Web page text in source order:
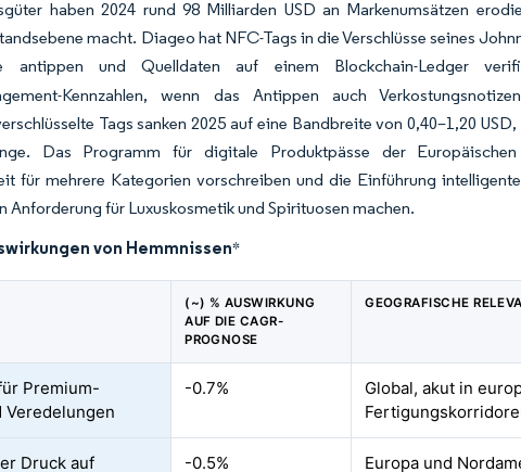
haben 2024 rund 98 Milliarden USD an Markenumsätzen
macht. Diageo hat NFC-Tags in die Verschlüsse seines
antippen und Quelldaten auf einem Blockchain-Ledger
Kennzahlen, wenn das Antippen auch
Tags sanken 2025 auf eine Bandbreite von 0,40–1,20
Das Programm für digitale Produktpässe der
für mehrere Kategorien vorschreiben und die Einführung
Anforderung für Luxuskosmetik und Spirituosen machen.
von Hemmnissen*
(~) % AUSWIRKUNG
AUF DIE CAGR-
PROGNOSE
GEOGRAFISCHE
Premium-
Veredelungen
-0.7%
Global, akut in
Druck auf -0.5% Europa und